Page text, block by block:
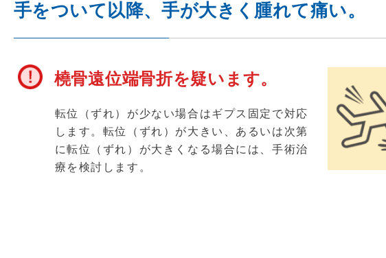
手をついて以降、手が大きく腫れて痛い。
橈骨遠位端骨折を疑います。
転位（ずれ）が少ない場合はギプス固定で対応
します。転位（ずれ）が大きい、あるいは次第
に転位（ずれ）が大きくなる場合には、手術治
療を検討します。